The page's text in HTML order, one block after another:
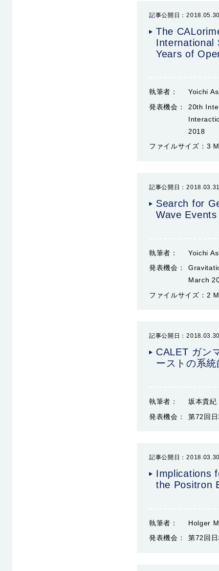
記事公開日：
The
International
Years of
執筆者：
Yoichi
発表機会：
20th
2018
ファイルサイズ： 3
記事公開日：
Search for
Wave
執筆者：
Yoichi
発表機会：
March
ファイルサイズ： 2
記事公開日：
CALET ガン
ーストの系
執筆者：
坂本貴紀
発表機会：
第72回
記事公開日：
Implications
the Positron
執筆者：
Holger
発表機会：
第72回